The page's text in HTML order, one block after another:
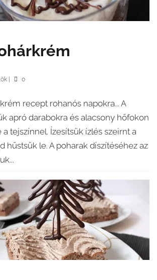
0
recept rohanós napokra... A
apró darabokra és alacsony hőfokon
a tejszínnel. Ízesítsük ízlés szeirnt a
hűstsük le. A poharak díszítéséhez az